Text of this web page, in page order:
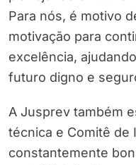
Para nós, é motivo
motivação para
excelência,
futuro digno e
A Jusprev também
técnica e Comitê de
constantemente